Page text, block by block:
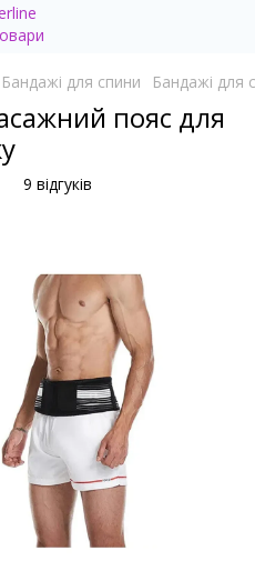
Бандажі для спини Бандажі для
пояс для
9 відгуків